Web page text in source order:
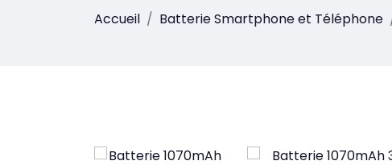
Accueil Batterie Smartphone et Téléphone